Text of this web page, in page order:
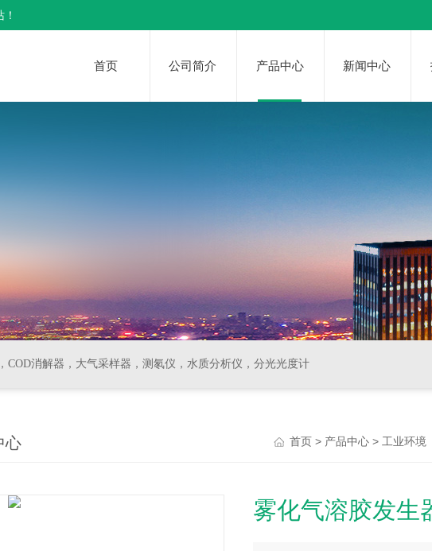
首页 公司简介 产品中心 新闻中心
COD消解器，大气采样器，测氡仪，水质分析仪，分光光度计
心 首页 > 产品中心 > 工业环境
雾化气溶胶发生